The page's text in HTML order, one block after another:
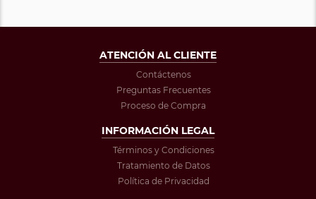
ATENCIÓN AL CLIENTE
Contáctenos
Preguntas Frecuentes
Proceso de Compra
INFORMACIÓN LEGAL
Términos y Condiciones
Tratamiento de Datos
Política de Privacidad